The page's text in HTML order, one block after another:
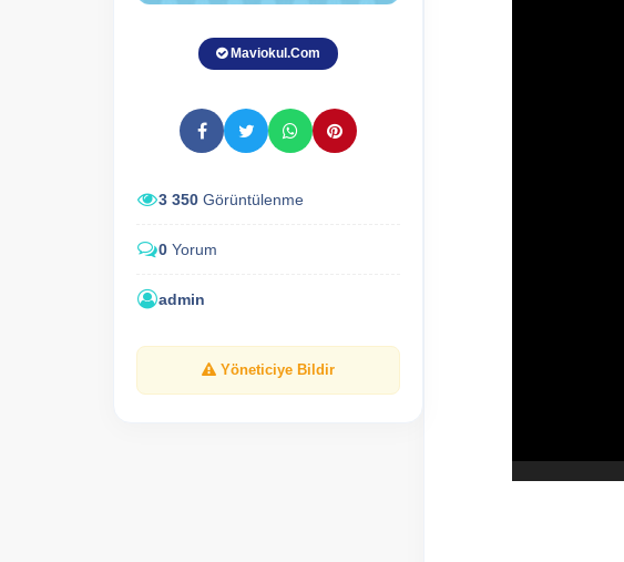
Maviokul.Com
3 350 Görüntülenme
0 Yorum
admin
Yöneticiye Bildir